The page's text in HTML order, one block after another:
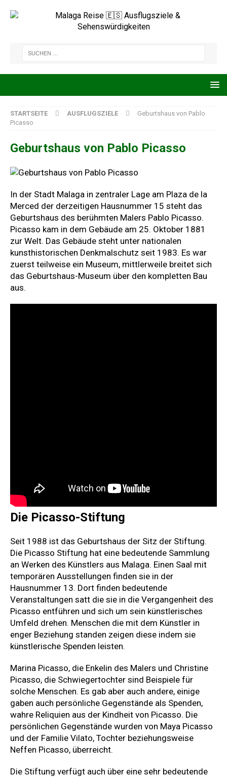
STARTSEITE AUSFLUGSZIELE
Geburtshaus von Pablo
Picasso
Geburtshaus von Pablo Picasso
In der Stadt Malaga in zentraler Lage am Plaza de la
Merced der derzeitigen Hausnummer 15 steht das
Geburtshaus des berühmten Malers Pablo Picasso.
Picasso kam in dem Gebäude am 25. Oktober 1881
zur Welt. Das Gebäude steht unter nationalen
kunsthistorischen Denkmalschutz seit 1983. Es war
zuerst teilweise ein Museum, mittlerweile breitet sich
das Geburtshaus-Museum über den kompletten Bau
aus.
Die Picasso-Stiftung
Seit 1988 ist das Geburtshaus der Sitz der Stiftung.
Die Picasso Stiftung hat eine bedeutende Sammlung
an Werken des Künstlers aus Malaga. Einen Saal mit
temporären Ausstellungen finden sie in der
Hausnummer 13. Dort finden bedeutende
Veranstaltungen satt die sie in die Vergangenheit des
Picasso entführen und sich um sein künstlerisches
Umfeld drehen. Menschen die mit dem Künstler in
enger Beziehung standen zeigen diese indem sie
künstlerische Spenden leisten.
Marina Picasso, die Enkelin des Malers und Christine
Picasso, die Schwiegertochter sind Beispiele für
solche Menschen. Es gab aber auch andere, einige
gaben auch persönliche Gegenstände als Spenden,
wahre Reliquien aus der Kindheit von Picasso. Die
persönlichen Gegenstände wurden von Maya Picasso
und der Familie Vilato, Tochter beziehungsweise
Neffen Picasso, überreicht.
Die Stiftung verfügt auch über eine sehr bedeutende